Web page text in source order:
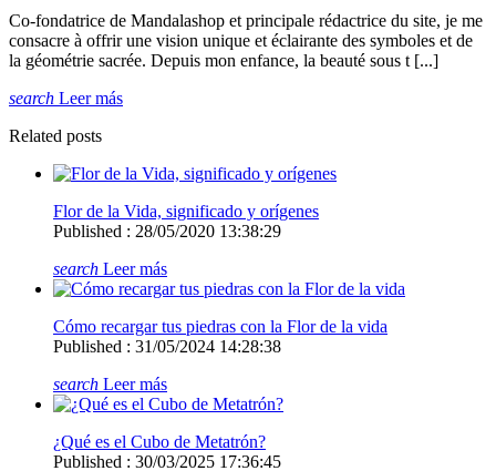
Co-fondatrice de Mandalashop et principale rédactrice du site, je me
consacre à offrir une vision unique et éclairante des symboles et de
la géométrie sacrée. Depuis mon enfance, la beauté sous t [...]
search Leer más
Related posts
Flor de la Vida, significado y orígenes
Published : 28/05/2020 13:38:29
search Leer más
Cómo recargar tus piedras con la Flor de la vida
Published : 31/05/2024 14:28:38
search Leer más
¿Qué es el Cubo de Metatrón?
Published : 30/03/2025 17:36:45